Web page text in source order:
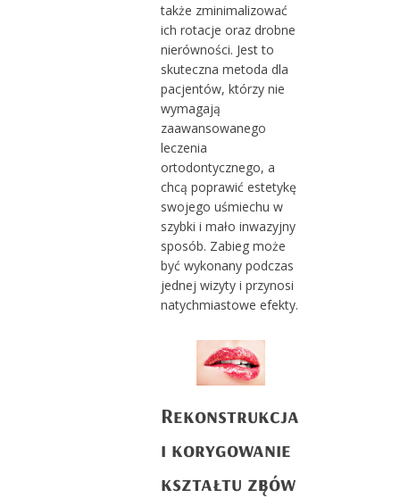
także zminimalizować
ich rotacje oraz drobne
nierówności. Jest to
skuteczna metoda dla
pacjentów, którzy nie
wymagają
zaawansowanego
leczenia
ortodontycznego, a
chcą poprawić estetykę
swojego uśmiechu w
szybki i mało inwazyjny
sposób. Zabieg może
być wykonany podczas
jednej wizyty i przynosi
natychmiastowe efekty.
Rekonstrukcja
i korygowanie
kształtu zębów